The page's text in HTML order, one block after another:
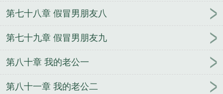
第七十八章 假冒男朋友八
第七十九章 假冒男朋友九
第八十章 我的老公一
第八十一章 我的老公二